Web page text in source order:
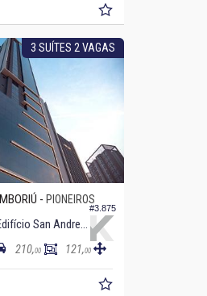
3 SUÍTES 2 VAGAS
#3.875
- PIONEIROS
Apartamento no Edifício San Andreas
210,00 121,00